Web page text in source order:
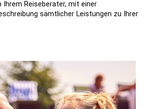
Ihrem Reiseberater, mit einer
sämtlicher Leistungen zu Ihrer